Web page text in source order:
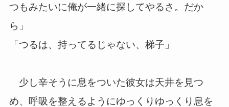
つもみたいに俺が一緒に探してやるさ。だか
ら」
「つるは、持ってるじゃない、梯子」
少し辛そうに息をついた彼女は天井を見つ
め、呼吸を整えるようにゆっくりゆっくり息を